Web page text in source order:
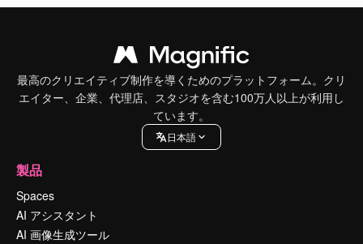
最高のクリエイティブ制作を導くためのプラットフォーム。クリ
エイター、企業、代理店、スタジオを含む100万人以上が利用し
ています。
日本語
製品
Spaces
AI アシスタント
AI 画像生成ツール